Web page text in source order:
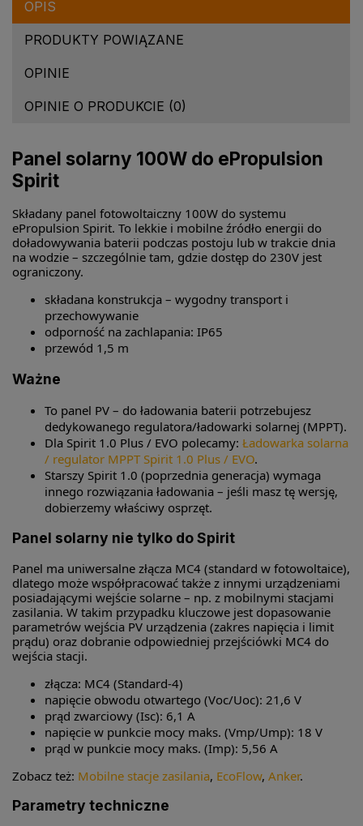
OPIS
PRODUKTY POWIĄZANE
OPINIE
OPINIE O PRODUKCIE (0)
Panel solarny 100W do ePropulsion
Spirit
Składany panel fotowoltaiczny 100W do systemu
ePropulsion Spirit. To lekkie i mobilne źródło energii do
doładowywania baterii podczas postoju lub w trakcie dnia
na wodzie – szczególnie tam, gdzie dostęp do 230V jest
ograniczony.
składana konstrukcja – wygodny transport i
przechowywanie
odporność na zachlapania: IP65
przewód 1,5 m
Ważne
To panel PV – do ładowania baterii potrzebujesz
dedykowanego regulatora/ładowarki solarnej (MPPT).
Dla Spirit 1.0 Plus / EVO polecamy: Ładowarka solarna
/ regulator MPPT Spirit 1.0 Plus / EVO.
Starszy Spirit 1.0 (poprzednia generacja) wymaga
innego rozwiązania ładowania – jeśli masz tę wersję,
dobierzemy właściwy osprzęt.
Panel solarny nie tylko do Spirit
Panel ma uniwersalne złącza MC4 (standard w fotowoltaice),
dlatego może współpracować także z innymi urządzeniami
posiadającymi wejście solarne – np. z mobilnymi stacjami
zasilania. W takim przypadku kluczowe jest dopasowanie
parametrów wejścia PV urządzenia (zakres napięcia i limit
prądu) oraz dobranie odpowiedniej przejściówki MC4 do
wejścia stacji.
złącza: MC4 (Standard-4)
napięcie obwodu otwartego (Voc/Uoc): 21,6 V
prąd zwarciowy (Isc): 6,1 A
napięcie w punkcie mocy maks. (Vmp/Ump): 18 V
prąd w punkcie mocy maks. (Imp): 5,56 A
Zobacz też: Mobilne stacje zasilania, EcoFlow, Anker.
Parametry techniczne